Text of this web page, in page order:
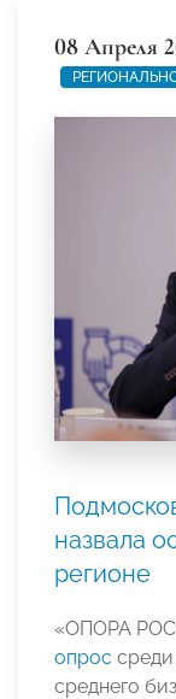
08 Апреля
назвала
регионе
«ОПОРА
опрос
среднего